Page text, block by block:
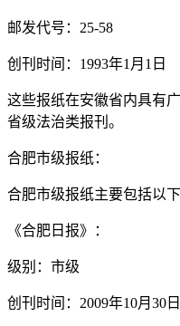
邮发代号：25-58
创刊时间：1993年1月1日
这些报纸在安徽省内具有
省级法治类报刊。
合肥市级报纸：
合肥市级报纸主要包括以下
《合肥日报》：
级别：市级
创刊时间：2009年10月30日